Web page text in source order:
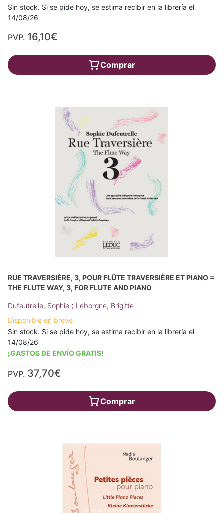
Sin stock. Si se pide hoy, se estima recibir en la librería el
14/08/26
PVP. 16,10€
Comprar
RUE TRAVERSIÈRE, 3, POUR FLÛTE TRAVERSIÈRE ET PIANO =
THE FLUTE WAY, 3, FOR FLUTE AND PIANO
Dufeutrelle, Sophie ; Leborgne, Brigitte
Disponible en breve
Sin stock. Si se pide hoy, se estima recibir en la librería el
14/08/26
¡GASTOS DE ENVÍO GRATIS!
PVP. 37,70€
Comprar